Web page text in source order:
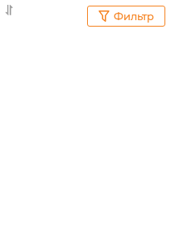
Фильтр